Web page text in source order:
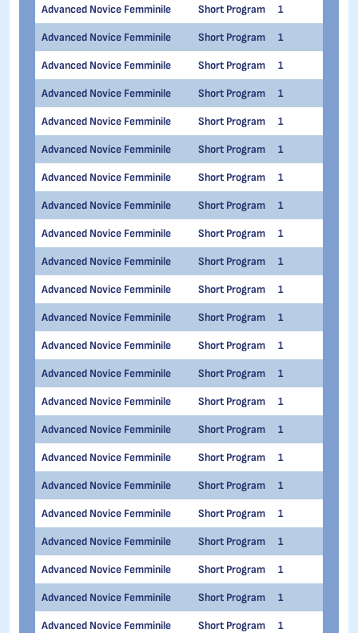
Advanced Novice Femminile Short Program 1
Advanced Novice Femminile Short Program 1
Advanced Novice Femminile Short Program 1
Advanced Novice Femminile Short Program 1
Advanced Novice Femminile Short Program 1
Advanced Novice Femminile Short Program 1
Advanced Novice Femminile Short Program 1
Advanced Novice Femminile Short Program 1
Advanced Novice Femminile Short Program 1
Advanced Novice Femminile Short Program 1
Advanced Novice Femminile Short Program 1
Advanced Novice Femminile Short Program 1
Advanced Novice Femminile Short Program 1
Advanced Novice Femminile Short Program 1
Advanced Novice Femminile Short Program 1
Advanced Novice Femminile Short Program 1
Advanced Novice Femminile Short Program 1
Advanced Novice Femminile Short Program 1
Advanced Novice Femminile Short Program 1
Advanced Novice Femminile Short Program 1
Advanced Novice Femminile Short Program 1
Advanced Novice Femminile Short Program 1
Advanced Novice Femminile Short Program 1